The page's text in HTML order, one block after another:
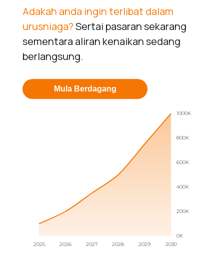
Adakah anda ingin terlibat dalam
urusniaga?Sertai pasaran sekarang
sementara aliran kenaikan sedang
berlangsung.
Mula Berdagang